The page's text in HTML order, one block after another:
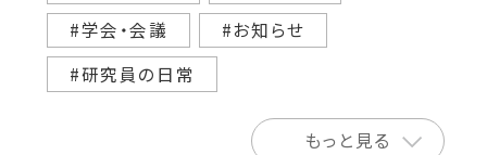
#学会・会議
#お知らせ
#研究員の日常
もっと見る